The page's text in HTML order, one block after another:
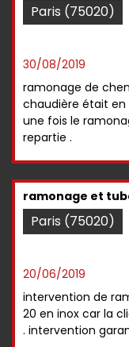
Paris (75020)
30/08/2019
ramonage de
chaudière était
une fois le
repartie .
ramonage et
Paris (75020)
20/06/2019
intervention de
20 en inox car la
. intervention